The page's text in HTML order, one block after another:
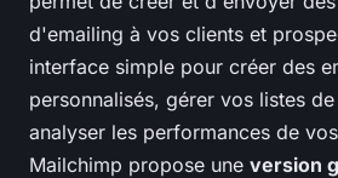
d'emailing à vos clients et
interface simple pour créer des
personnalisés, gérer vos listes
analyser les performances de
Mailchimp propose une version